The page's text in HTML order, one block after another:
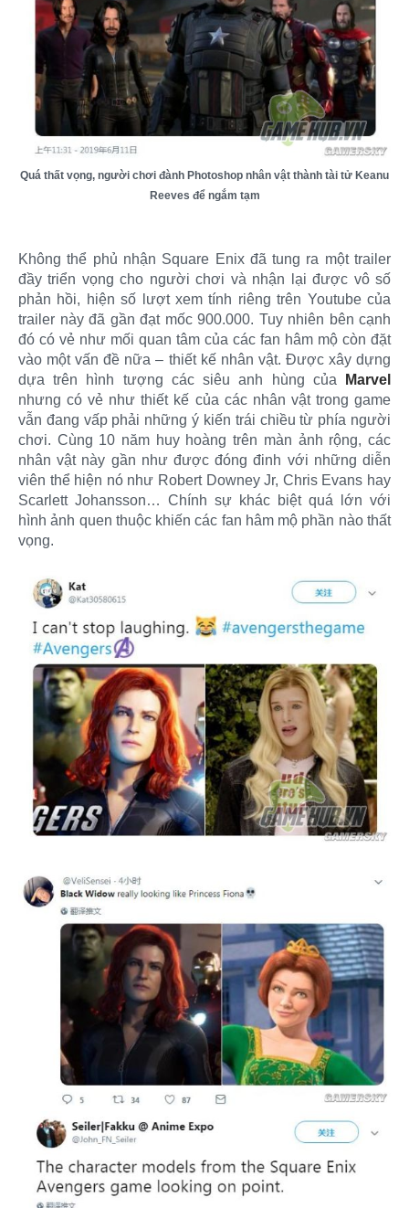
Quá thất vọng, người chơi đành Photoshop nhân vật thành tài tử Keanu
Reeves để ngắm tạm
Không thể phủ nhận Square Enix đã tung ra một trailer
đầy triển vọng cho người chơi và nhận lại được vô số
phản hồi, hiện số lượt xem tính riêng trên Youtube của
trailer này đã gần đạt mốc 900.000. Tuy nhiên bên cạnh
đó có vẻ như mối quan tâm của các fan hâm mộ còn đặt
vào một vấn đề nữa – thiết kế nhân vật. Được xây dựng
dựa trên hình tượng các siêu anh hùng của
Marvel
nhưng có vẻ như thiết kế của các nhân vật trong game
vẫn đang vấp phải những ý kiến trái chiều từ phía người
chơi. Cùng 10 năm huy hoàng trên màn ảnh rộng, các
nhân vật này gần như được đóng đinh với những diễn
viên thể hiện nó như Robert Downey Jr, Chris Evans hay
Scarlett Johansson… Chính sự khác biệt quá lớn với
hình ảnh quen thuộc khiến các fan hâm mộ phần nào thất
vọng.​